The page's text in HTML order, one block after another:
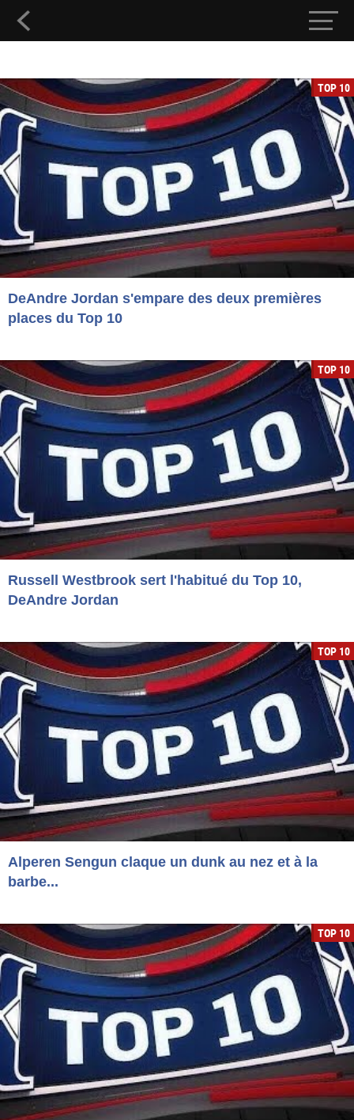
TOP 10
DeAndre Jordan s'empare des deux premières
places du Top 10
TOP 10
Russell Westbrook sert l'habitué du Top 10,
DeAndre Jordan
TOP 10
Alperen Sengun claque un dunk au nez et à la
barbe...
TOP 10